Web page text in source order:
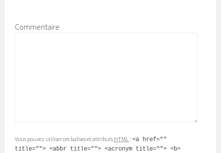
Commentaire
Vous pouvez utiliser ces balises et attributs HTML :<a href=""
title=""> <abbr title=""> <acronym title=""> <b>